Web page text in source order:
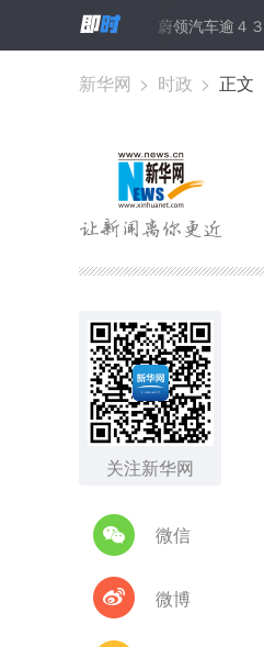
部分全新宝来、蔚领汽车逾４３万辆
新华网 > 时政 > 正文
关注新华网
微信
微博